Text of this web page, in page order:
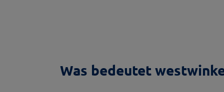
Was bedeutet